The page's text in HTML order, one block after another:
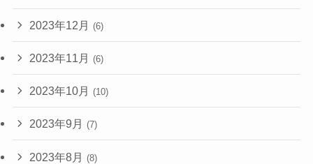
2023年12月 (6)
2023年11月 (6)
2023年10月 (10)
2023年9月 (7)
2023年8月 (8)